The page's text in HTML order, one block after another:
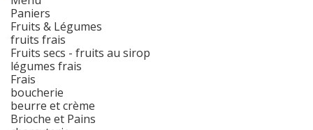
Paniers
Fruits & Légumes
fruits frais
Fruits secs - fruits au sirop
légumes frais
Frais
boucherie
beurre et crème
Brioche et Pains